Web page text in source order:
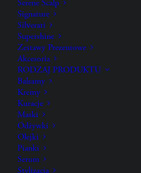
Serene Scalp
Signature
Silverati
Supershine
Zestawy Prezentowe
Akcesoria
RODZAJ PRODUKTU
Balsamy
Kremy
Kuracje
Maski
Odżywki
Olejki
Pianki
Serum
Stylizacja
GOLD LUST,
Imperial Blowout
Styling Crème